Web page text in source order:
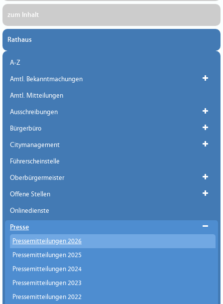
zum Inhalt
Rathaus
A-Z
Amtl. Bekanntmachungen
Amtl. Mitteilungen
Ausschreibungen
Bürgerbüro
Citymanagement
Führerscheinstelle
Oberbürgermeister
Offene Stellen
Onlinedienste
Presse
Pressemitteilungen 2026
Pressemitteilungen 2025
Pressemitteilungen 2024
Pressemitteilungen 2023
Pressemitteilungen 2022